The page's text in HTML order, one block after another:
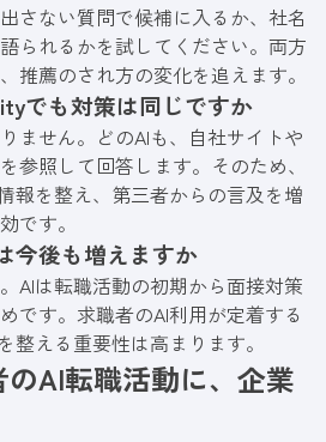
さない質問で候補に入るか、社名
られるかを試してください。両方
推薦のされ方の変化を追えます。
でも対策は同じですか
ません。どのAIも、自社サイトや
参照して回答します。そのため、
報を整え、第三者からの言及を増
です。
今後も増えますか
AIは転職活動の初期から面接対策
です。求職者のAI利用が定着する
整える重要性は高まります。
AI転職活動に、企業